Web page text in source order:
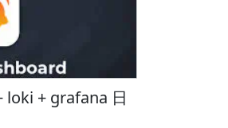
的频率。 内容创作与
可以理解博客项目结
🛠 2. 如何安装
直观，适合所有喜欢
：全局安装 推荐使用
2# 或者
+ grafana 日